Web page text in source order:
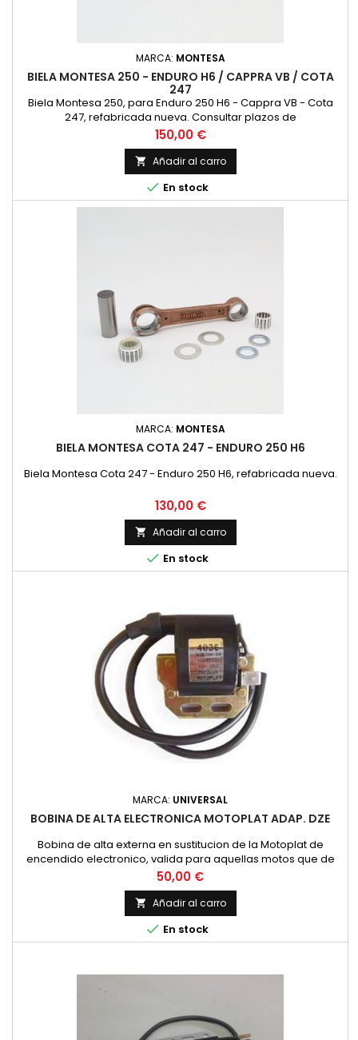
MARCA: MONTESA
BIELA MONTESA 250 - ENDURO H6 / CAPPRA VB / COTA
247
Biela Montesa 250, para Enduro 250 H6 - Cappra VB - Cota
247, refabricada nueva. Consultar plazos de
Precio
150,00 €
 Añadir al carro
 En stock
MARCA: MONTESA
BIELA MONTESA COTA 247 - ENDURO 250 H6
Biela Montesa Cota 247 - Enduro 250 H6, refabricada nueva.
Precio
130,00 €
 Añadir al carro
 En stock
MARCA: UNIVERSAL
BOBINA DE ALTA ELECTRONICA MOTOPLAT ADAP. DZE
Bobina de alta externa en sustitucion de la Motoplat de
encendido electronico, valida para aquellas motos que de
origen lleven encendido electronico con una salida de cable.
Pese a ser diferente en apariencia es compatible.
Precio
50,00 €
 Añadir al carro
 En stock